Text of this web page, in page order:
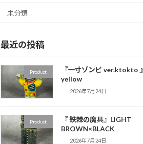
未分類
最近の投稿
Product
『一寸ゾンビ ver.ktokto 』
yellow
2026年7月24日
Product
『 鉄棘の魔具』LIGHT
BROWN×BLACK
2026年7月24日